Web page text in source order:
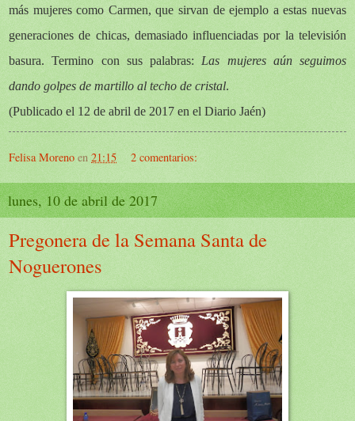
más mujeres como Carmen, que sirvan de ejemplo a estas nuevas
generaciones de chicas, demasiado influenciadas por la televisión
basura. Termino con sus palabras:Las mujeres aún seguimos
dando golpes de martillo al techo de cristal.
(Publicado el 12 de abril de 2017 en el Diario Jaén)
Felisa Moreno en 21:15 2 comentarios:
lunes, 10 de abril de 2017
Pregonera de la Semana Santa de
Noguerones